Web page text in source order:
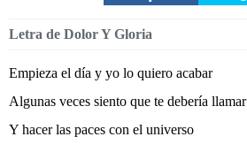
Letra de Dolor Y Gloria
Empieza el día y yo lo quiero acabar
Algunas veces siento que te debería llamar
Y hacer las paces con el universo